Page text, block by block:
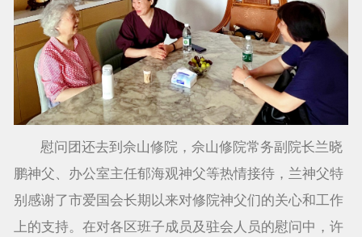
慰问团还去到佘山修院，佘山修院常务副院长兰晓
鹏神父、办公室主任郁海观神父等热情接待，兰神父特
别感谢了市爱国会长期以来对修院神父们的关心和工作
上的支持。在对各区班子成员及驻会人员的慰问中，许